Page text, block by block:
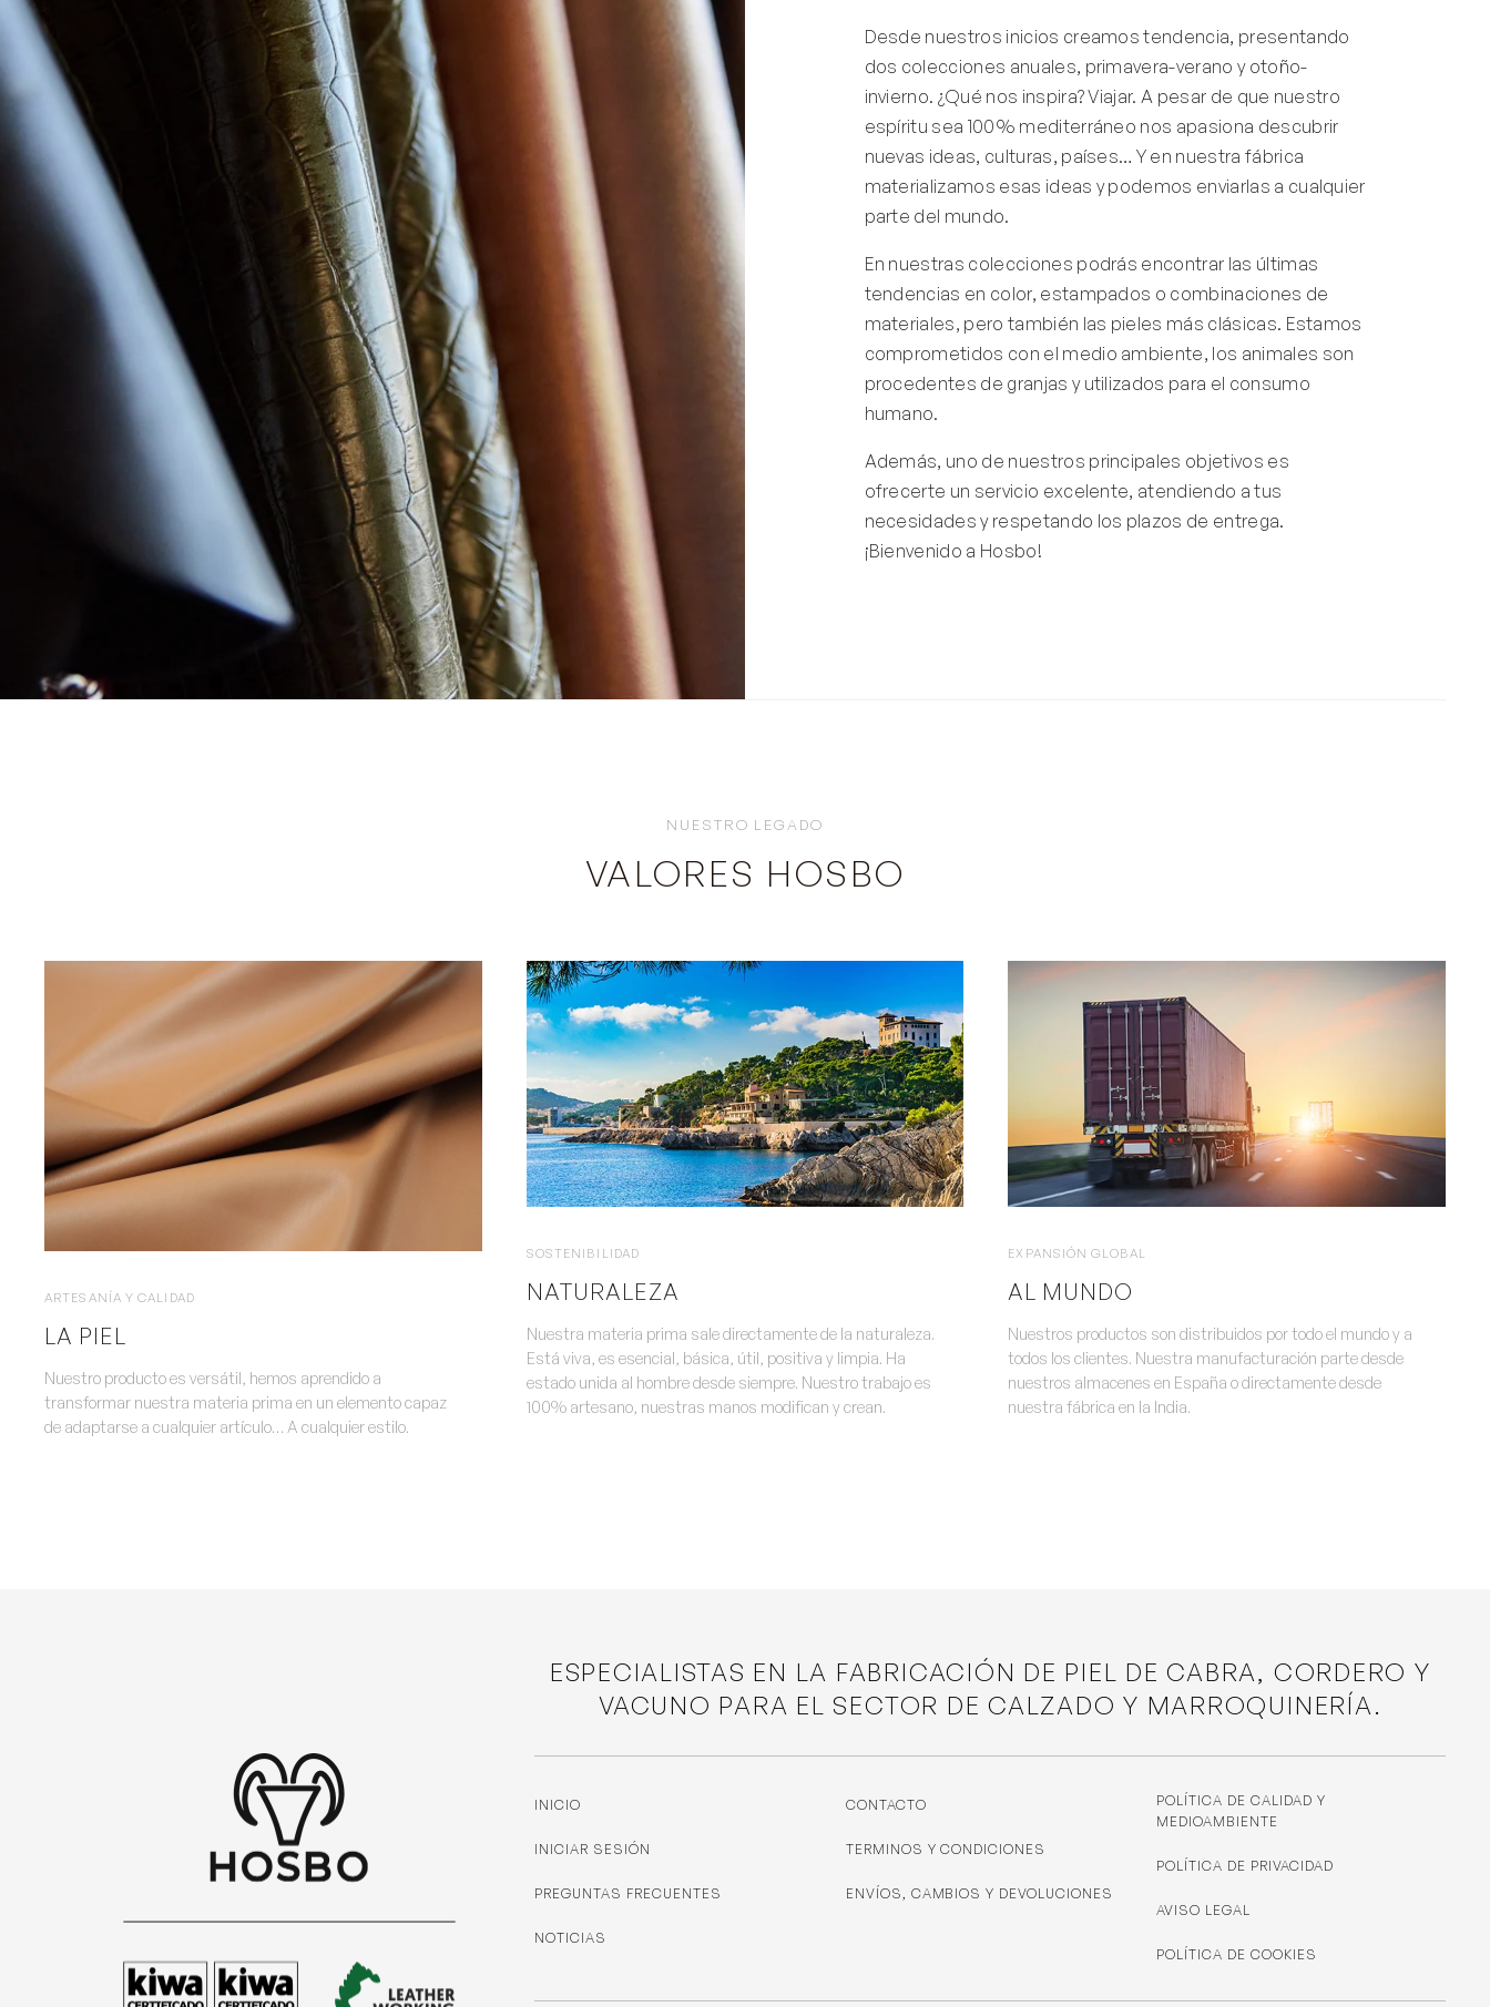
Desde nuestros inicios creamos tendencia, presentando
dos colecciones anuales, primavera-verano y otoño-
invierno. ¿Qué nos inspira? Viajar. A pesar de que nuestro
espíritu sea 100% mediterráneo nos apasiona descubrir
nuevas ideas, culturas, países… Y en nuestra fábrica
materializamos esas ideas y podemos enviarlas a cualquier
parte del mundo.
En nuestras colecciones podrás encontrar las últimas
tendencias en color, estampados o combinaciones de
materiales, pero también las pieles más clásicas. Estamos
comprometidos con el medio ambiente, los animales son
procedentes de granjas y utilizados para el consumo
humano.
Además, uno de nuestros principales objetivos es
ofrecerte un servicio excelente, atendiendo a tus
necesidades y respetando los plazos de entrega.
¡Bienvenido a Hosbo!
NUESTRO LEGADO
VALORES HOSBO
ARTESANÍA Y CALIDAD
LA PIEL
Nuestro producto es versátil, hemos aprendido a
transformar nuestra materia prima en un elemento capaz
de adaptarse a cualquier artículo… A cualquier estilo.
SOSTENIBILIDAD
NATURALEZA
Nuestra materia prima sale directamente de la naturaleza.
Está viva, es esencial, básica, útil, positiva y limpia. Ha
estado unida al hombre desde siempre. Nuestro trabajo es
100% artesano, nuestras manos modifican y crean.
EXPANSIÓN GLOBAL
AL MUNDO
Nuestros productos son distribuidos por todo el mundo y a
todos los clientes. Nuestra manufacturación parte desde
nuestros almacenes en España o directamente desde
nuestra fábrica en la India.
ESPECIALISTAS EN LA FABRICACIÓN DE PIEL DE CABRA, CORDERO Y
VACUNO PARA EL SECTOR DE CALZADO Y MARROQUINERÍA.
INICIO
INICIAR SESIÓN
PREGUNTAS FRECUENTES
NOTICIAS
CONTACTO
TERMINOS Y CONDICIONES
ENVÍOS, CAMBIOS Y DEVOLUCIONES
POLÍTICA DE CALIDAD Y
MEDIOAMBIENTE
POLÍTICA DE PRIVACIDAD
AVISO LEGAL
POLÍTICA DE COOKIES